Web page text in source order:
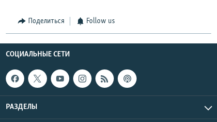
Поделиться Follow us
СОЦИАЛЬНЫЕ СЕТИ
РАЗДЕЛЫ